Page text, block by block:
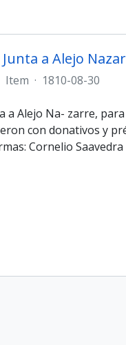
a Alejo
Item · 1810-08-30
a Alejo Na- zarre,
con donativos y
Cornelio